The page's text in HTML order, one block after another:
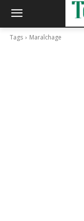
Tags Maraîchage